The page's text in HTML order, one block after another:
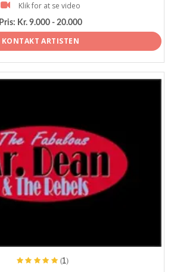
Klik for at se video
Pris: Kr. 9.000 - 20.000
KONTAKT ARTISTEN
(1)